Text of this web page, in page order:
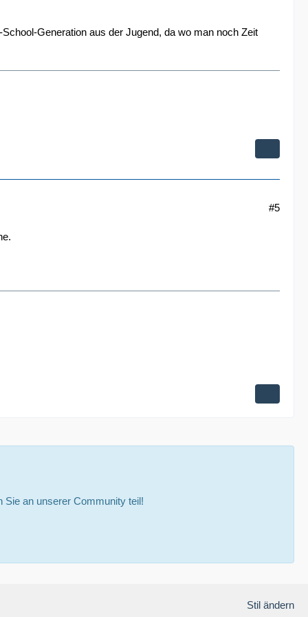
Generation aus der Jugend, da wo man noch Zeit
#5
Sie an unserer Community teil!
Stil ändern